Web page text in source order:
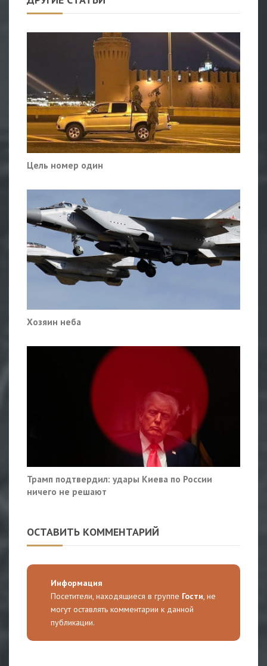
Цель номер один
Хозяин неба
Трамп подтвердил: удары Киева по России
ничего не решают
ОСТАВИТЬ КОММЕНТАРИЙ
Информация
Посетители, находящиеся в группе Гости, не
могут оставлять комментарии к данной
публикации.